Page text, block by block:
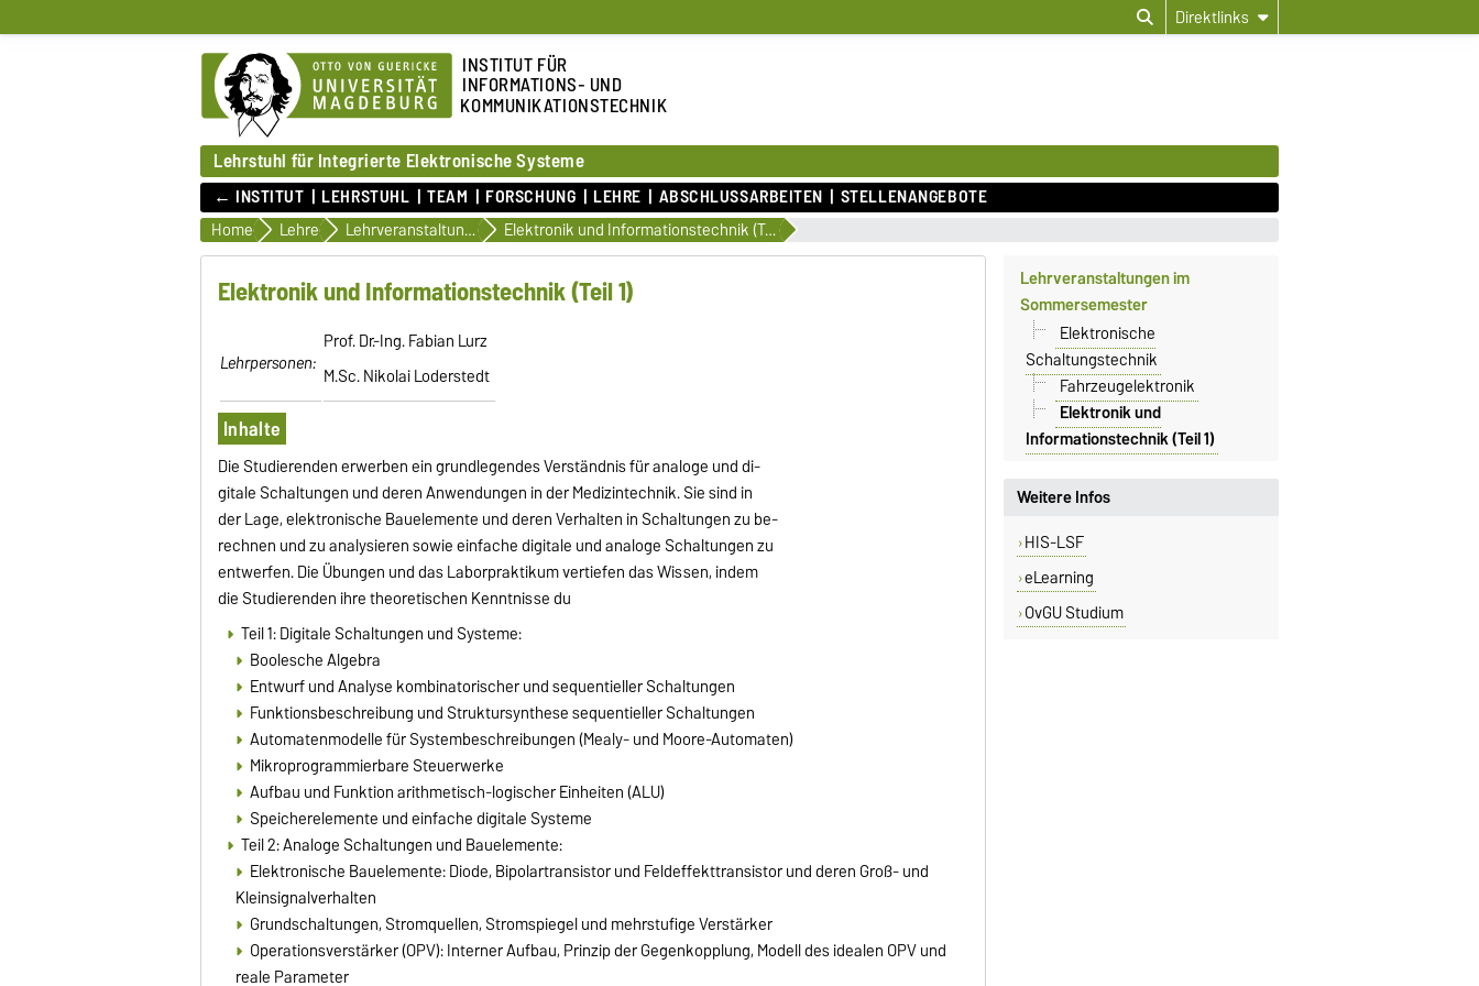
Direktlinks
INSTITUT FÜR
INFORMATIONS- UND
KOMMUNIKATIONSTECHNIK
Lehrstuhl für Integrierte Elektronische Systeme
← INSTITUT LEHRSTUHL TEAM FORSCHUNG LEHRE ABSCHLUSSARBEITEN STELLENANGEBOTE
Home Lehre Lehrveranstaltungen im Sommersemester Elektronik und Informationstechnik (Teil 1)
Elektronik und Informationstechnik (Teil 1)
Lehrpersonen:
Prof. Dr.-Ing. Fabian Lurz
M.Sc. Nikolai Loderstedt
Inhalte
Die Studierenden erwerben ein grundlegendes Verständnis für analoge und di-
gitale Schaltungen und deren Anwendungen in der Medizintechnik. Sie sind in
der Lage, elektronische Bauelemente und deren Verhalten in Schaltungen zu be-
rechnen und zu analysieren sowie einfache digitale und analoge Schaltungen zu
entwerfen. Die Übungen und das Laborpraktikum vertiefen das Wissen, indem
die Studierenden ihre theoretischen Kenntnisse du
Teil 1: Digitale Schaltungen und Systeme:
Boolesche Algebra
Entwurf und Analyse kombinatorischer und sequentieller Schaltungen
Funktionsbeschreibung und Struktursynthese sequentieller Schaltungen
Automatenmodelle für Systembeschreibungen (Mealy- und Moore-Automaten)
Mikroprogrammierbare Steuerwerke
Aufbau und Funktion arithmetisch-logischer Einheiten (ALU)
Speicherelemente und einfache digitale Systeme
Teil 2: Analoge Schaltungen und Bauelemente:
Elektronische Bauelemente: Diode, Bipolartransistor und Feldeffekttransistor und deren Groß- und
Kleinsignalverhalten
Grundschaltungen, Stromquellen, Stromspiegel und mehrstufige Verstärker
Operationsverstärker (OPV): Interner Aufbau, Prinzip der Gegenkopplung, Modell des idealen OPV und
reale Parameter
Weitere Infos
HIS-LSF
eLearning
OvGU Studium
Lehrveranstaltungen im
Sommersemester
Elektronische
Schaltungstechnik
Fahrzeugelektronik
Elektronik und
Informationstechnik (Teil 1)